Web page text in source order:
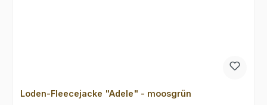
Loden-Fleecejacke "Adele" - moosgrün